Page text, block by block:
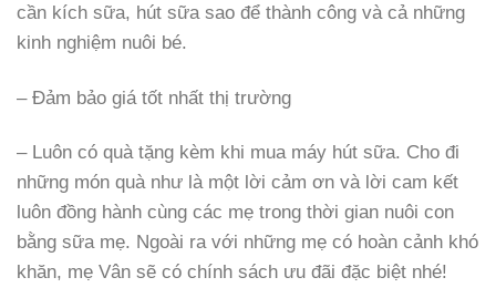
cần kích sữa, hút sữa sao để thành công và cả những
kinh nghiệm nuôi bé.
– Đảm bảo giá tốt nhất thị trường
– Luôn có quà tặng kèm khi mua máy hút sữa. Cho đi
những món quà như là một lời cảm ơn và lời cam kết
luôn đồng hành cùng các mẹ trong thời gian nuôi con
bằng sữa mẹ. Ngoài ra với những mẹ có hoàn cảnh khó
khăn, mẹ Vân sẽ có chính sách ưu đãi đặc biệt nhé!